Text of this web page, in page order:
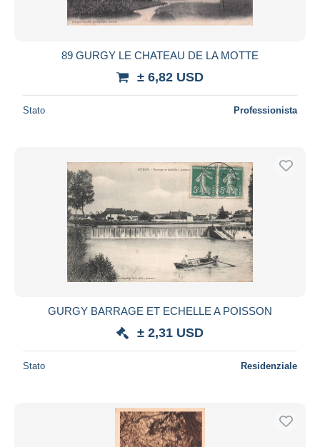
89 GURGY LE CHATEAU DE LA MOTTE
± 6,82 USD
Stato Professionista
GURGY BARRAGE ET ECHELLE A POISSON
± 2,31 USD
Stato Residenziale